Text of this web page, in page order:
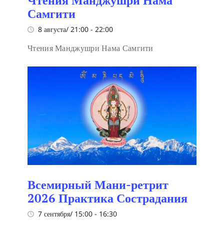
Самгити
8 августа/ 21:00 - 22:00
Чтения Манджушри Нама Самгити
Всемирный Мани-ретрит
2026 Практика Сострадания
7 сентября/ 15:00 - 16:30